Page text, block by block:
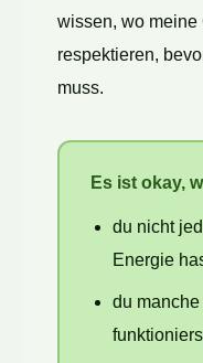
wissen, wo meine
respektieren,
muss.
Es ist okay,
du nicht
Energie
du